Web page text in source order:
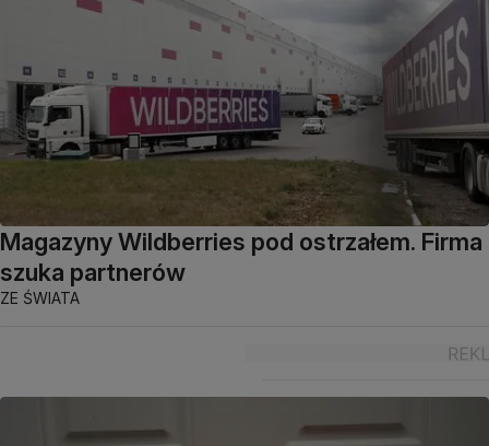
Magazyny Wildberries pod ostrzałem. Firma
szuka partnerów
ZE ŚWIATA